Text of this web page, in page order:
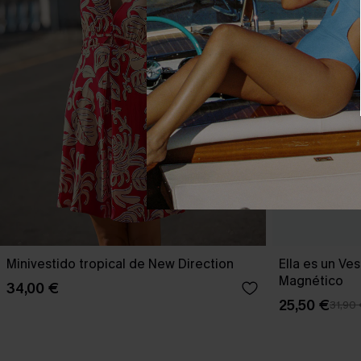
Minivestido tropical de New Direction
34,00 €
Ella es un
Magnético
25,50 €31,90